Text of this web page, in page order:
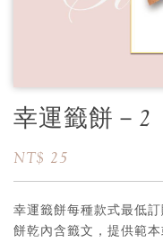
幸運籤餅－2
NT$ 25
幸運籤餅每種款式最低
餅乾內含籤文，提供範